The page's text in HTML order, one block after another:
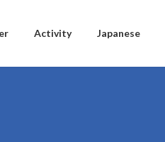
Activity Japanese